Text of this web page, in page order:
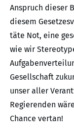
Anspruch dieser
diesem
täte Not, eine
wie wir
Gesellschaft
unser aller
Regierenden
Chance vertan!